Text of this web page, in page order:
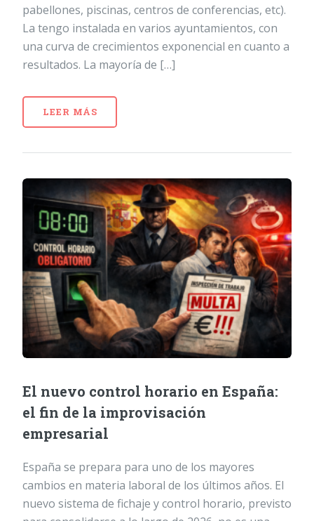
pabellones, piscinas, centros de conferencias, etc).
La tengo instalada en varios ayuntamientos, con
una curva de crecimientos exponencial en cuanto a
resultados. La mayoría de […]
LEER MÁS
El nuevo control horario en España:
el fin de la improvisación
empresarial
España se prepara para uno de los mayores
cambios en materia laboral de los últimos años. El
nuevo sistema de fichaje y control horario, previsto